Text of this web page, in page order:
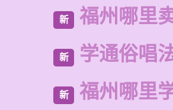
新 福州哪里
新 学通俗唱
新 福州哪里